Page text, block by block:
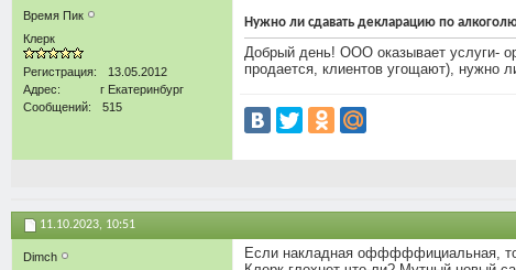
Время Пик
Клерк
Регистрация
13.05.2012
Адрес
г Екатеринбург
Сообщений
515
Нужно ли сдавать декларацию по
Добрый день! ООО оказывает услуги-
продается, клиентов угощают), нужно
11.10.2023, 10:51
Dimch
Если накладная офффффициальная,